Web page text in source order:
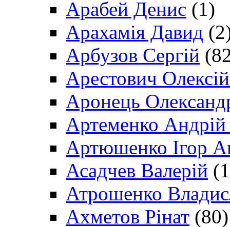
Арабей Денис (1)
Арахамія Давид
Арбузов Сергій
Арестович
Аронець
Артеменко Андрій
Артюшенко Ігор
Асадчев Валерій
Атрошенко
Ахметов Рінат (80)